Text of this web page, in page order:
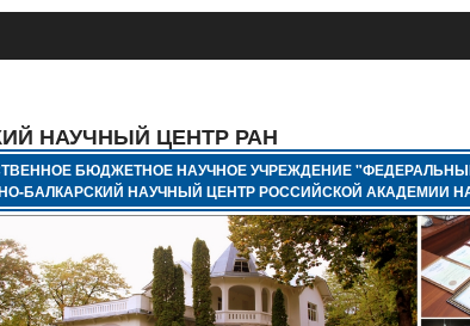
НАУЧНЫЙ ЦЕНТР РАН
БЮДЖЕТНОЕ НАУЧНОЕ УЧРЕЖДЕНИЕ
БАЛКАРСКИЙ НАУЧНЫЙ ЦЕНТР РОССИЙСКОЙ АКАДЕМИИ